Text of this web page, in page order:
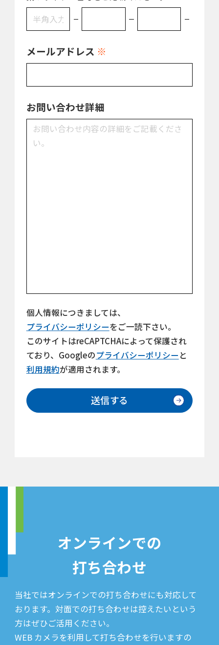
メールアドレス ※
お問い合わせ詳細
個人情報につきましては、
プライバシーポリシーをご一読下さい。
このサイトはreCAPTCHAによって保護され
ており、Googleのプライバシーポリシー と
利用規約が適用されます。
送信する
オンラインでの
打ち合わせ
当社ではオンラインでの打ち合わせにも対応して
おります。対面での打ち合わせは控えたいという
方はぜひご活用ください。
WEB カメラを利用して打ち合わせを行いますの